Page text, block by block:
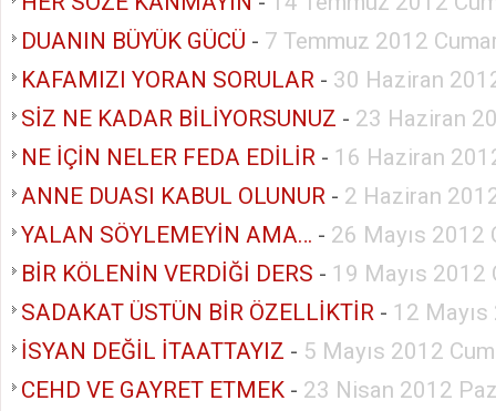
DUANIN BÜYÜK GÜCÜ - 7 Temmuz 2012
KAFAMIZI YORAN SORULAR - 30 Haziran
SİZ NE KADAR BİLİYORSUNUZ - 23 Haziran
NE İÇİN NELER FEDA EDİLİR - 16 Haziran
ANNE DUASI KABUL OLUNUR - 2 Haziran
YALAN SÖYLEMEYİN AMA… - 26 Mayıs 2012
BİR KÖLENİN VERDİĞİ DERS - 19 Mayıs 2012
SADAKAT ÜSTÜN BİR ÖZELLİKTİR - 12
İSYAN DEĞİL İTAATTAYIZ - 5 Mayıs 2012
CEHD VE GAYRET ETMEK - 23 Nisan 2012